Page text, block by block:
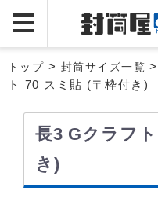
トップ > 封筒サイズ一覧
ト 70 スミ貼 (〒枠付き)
長3 Gクラフ
き)